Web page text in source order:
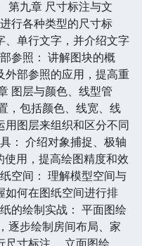
第九章 尺寸标注与文
行各种类型的尺寸标
、单行文字，并介绍文字
参照： 讲解图块的概
外部参照的应用，提高重
图层与颜色、线型管
，包括颜色、线宽、线
图层来组织和区分不同
： 介绍对象捕捉、极轴
用，提高绘图精度和效
空间： 理解模型空间与
如何在图纸空间进行排
的绘制实战： 平面图绘
逐步绘制房间布局、家